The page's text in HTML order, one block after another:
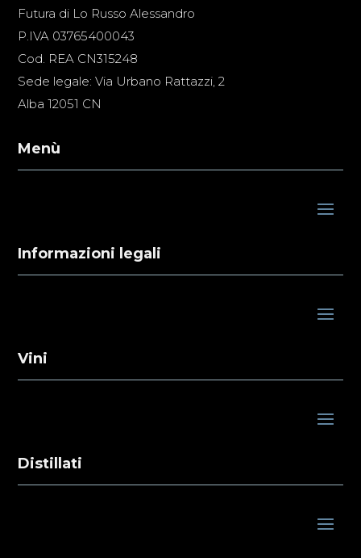
Futura di Lo Russo Alessandro
P.IVA 03765400043
Cod. REA CN315248
Sede legale: Via Urbano Rattazzi, 2
Alba 12051 CN
Menù
Informazioni legali
Vini
Distillati